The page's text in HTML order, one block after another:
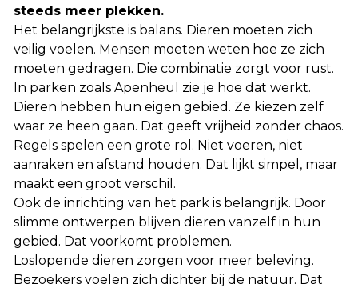
steeds meer plekken.
Het belangrijkste is balans. Dieren moeten zich
veilig voelen. Mensen moeten weten hoe ze zich
moeten gedragen. Die combinatie zorgt voor rust.
In parken zoals Apenheul zie je hoe dat werkt.
Dieren hebben hun eigen gebied. Ze kiezen zelf
waar ze heen gaan. Dat geeft vrijheid zonder chaos.
Regels spelen een grote rol. Niet voeren, niet
aanraken en afstand houden. Dat lijkt simpel, maar
maakt een groot verschil.
Ook de inrichting van het park is belangrijk. Door
slimme ontwerpen blijven dieren vanzelf in hun
gebied. Dat voorkomt problemen.
Loslopende dieren zorgen voor meer beleving.
Bezoekers voelen zich dichter bij de natuur. Dat